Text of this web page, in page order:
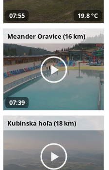
07:55 19,8 °C
Meander Oravice (16 km)
07:39
Kubínska hoľa (18 km)